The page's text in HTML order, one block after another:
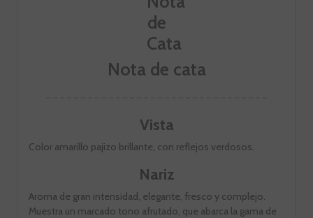
Nota de cata
Vista
Color amarillo pajizo brillante, con reflejos verdosos.
Nariz
Aroma de gran intensidad, elegante, fresco y complejo.
Muestra un marcado tono afrutado, que abarca la gama de